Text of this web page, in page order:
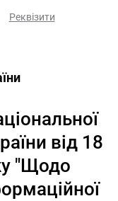
Реквізити
від 18
"Щодо